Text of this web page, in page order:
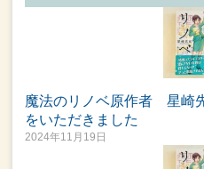
魔法のリノベ原作者 星崎
をいただきました
2024年11月19日